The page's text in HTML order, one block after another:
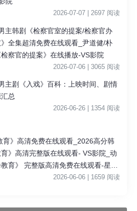
2026-07-07 | 2697 阅读
主韩剧《检察官室的提案/检察官办
全集超清免费在线观看_尹道健/朴
察官的提案》在线播放-VS影院
2026-07-06 | 3065 阅读
主剧《入戏》百科：上映时间、剧情
总
2026-06-26 | 1354 阅读
育》高清免费在线观看_2026高分韩
》高清完整版在线观看- VS影院_动
育》 完整版高清免费在线观看-星空
主演《铁拳教育》无广告_VS影视
2026-06-06 | 1659 阅读